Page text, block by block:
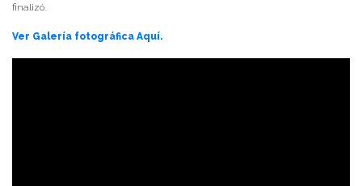
finalizó.
Ver Galería fotográfica Aquí.